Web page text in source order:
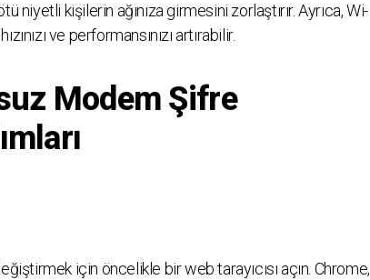
niyetli kişilerin ağınıza girmesini zorlaştırır. Ayrıca, Wi-
ve performansınızı artırabilir.
Modem Şifre
için öncelikle bir web tarayıcısı açın. Chrome,